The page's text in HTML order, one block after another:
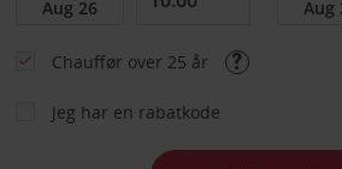
Chauffør over 25 år
Jeg har en rabatkode